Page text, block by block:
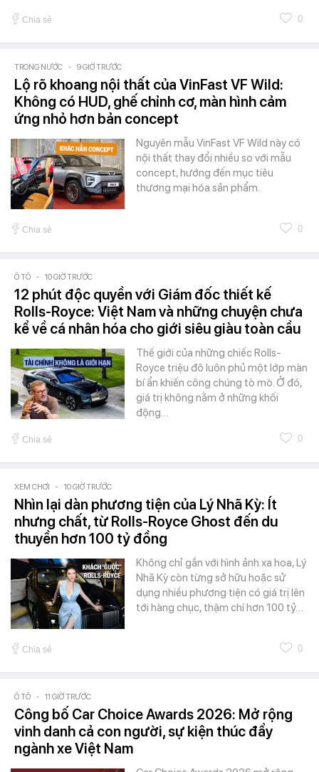
Chia sẻ 0
TRONG NƯỚC - 9 GIỜ TRƯỚC
Lộ rõ khoang nội thất của VinFast VF Wild:
Không có HUD, ghế chỉnh cơ, màn hình cảm
ứng nhỏ hơn bản concept
Nguyên mẫu VinFast VF Wild này có
nội thất thay đổi nhiều so với mẫu
concept, hướng đến mục tiêu
thương mại hóa sản phẩm.
Chia sẻ 0
Ô TÔ - 10 GIỜ TRƯỚC
12 phút độc quyền với Giám đốc thiết kế
Rolls-Royce: Việt Nam và những chuyện chưa
kể về cá nhân hóa cho giới siêu giàu toàn cầu
Thế giới của những chiếc Rolls-
Royce triệu đô luôn phủ một lớp màn
bí ẩn khiến công chúng tò mò. Ở đó,
giá trị không nằm ở những khối
động…
Chia sẻ 0
XEM CHƠI - 10 GIỜ TRƯỚC
Nhìn lại dàn phương tiện của Lý Nhã Kỳ: Ít
nhưng chất, từ Rolls-Royce Ghost đến du
thuyền hơn 100 tỷ đồng
Không chỉ gắn với hình ảnh xa hoa, Lý
Nhã Kỳ còn từng sở hữu hoặc sử
dụng nhiều phương tiện có giá trị lên
tới hàng chục, thậm chí hơn 100 tỷ…
Chia sẻ 0
Ô TÔ - 11 GIỜ TRƯỚC
Công bố Car Choice Awards 2026: Mở rộng
vinh danh cả con người, sự kiện thúc đẩy
ngành xe Việt Nam